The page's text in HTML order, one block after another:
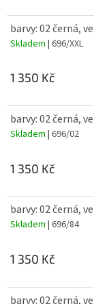
barvy: 02 černá,
Skladem | 696/XXL
1 350 Kč
barvy: 02 černá,
Skladem | 696/02
1 350 Kč
barvy: 02 černá,
Skladem | 696/84
1 350 Kč
barvy: 02 černá,